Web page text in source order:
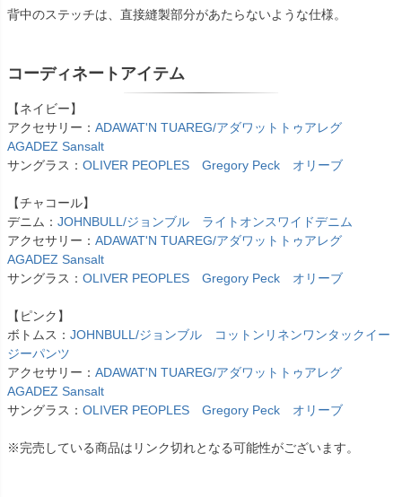
背中のステッチは、直接縫製部分があたらないような仕様。
コーディネートアイテム
【ネイビー】
アクセサリー： ADAWAT'N TUAREG/アダワットトゥアレグ
AGADEZ Sansalt
サングラス： OLIVER PEOPLES Gregory Peck オリーブ
【チャコール】
デニム： JOHNBULL/ジョンブル ライトオンスワイドデニム
アクセサリー： ADAWAT'N TUAREG/アダワットトゥアレグ
AGADEZ Sansalt
サングラス： OLIVER PEOPLES Gregory Peck オリーブ
【ピンク】
ボトムス： JOHNBULL/ジョンブル コットンリネンワンタックイー
ジーパンツ
アクセサリー： ADAWAT'N TUAREG/アダワットトゥアレグ
AGADEZ Sansalt
サングラス： OLIVER PEOPLES Gregory Peck オリーブ
※完売している商品はリンク切れとなる可能性がございます。